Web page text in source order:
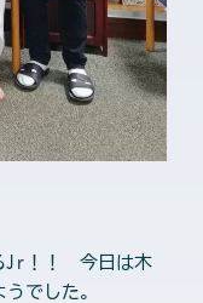
Jr！！ 今日は木
うでした。